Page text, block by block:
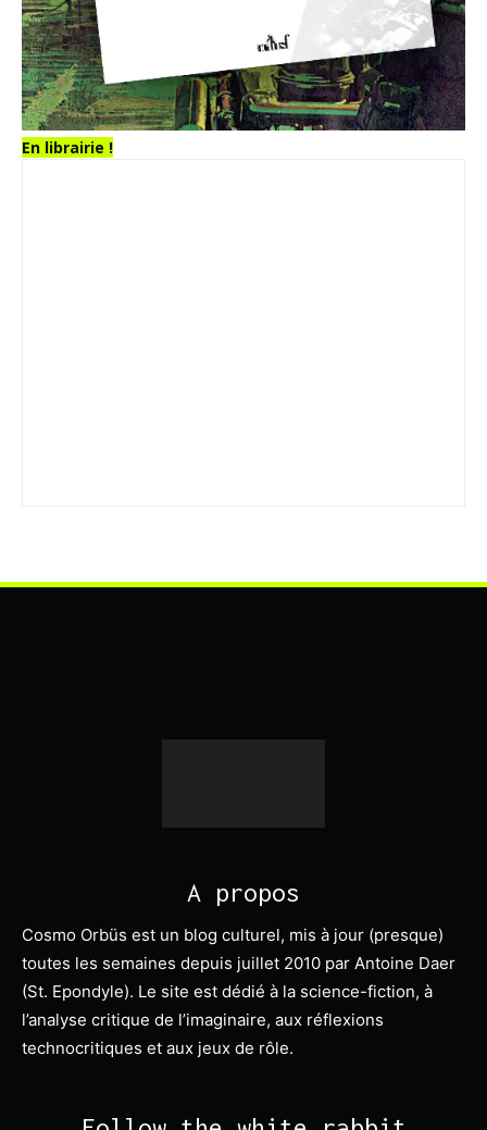
En librairie !
A propos
Cosmo Orbüs est un blog culturel, mis à jour (presque)
toutes les semaines depuis juillet 2010 par Antoine Daer
(St. Epondyle). Le site est dédié à la science-fiction, à
l’analyse critique de l’imaginaire, aux réflexions
technocritiques et aux jeux de rôle.